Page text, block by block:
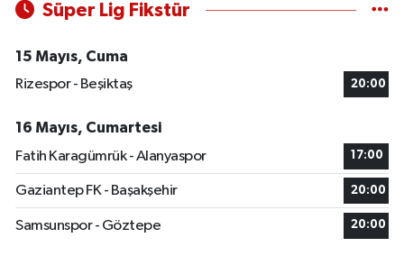
Süper Lig Fikstür
15 Mayıs, Cuma
Rizespor - Beşiktaş
20:00
16 Mayıs, Cumartesi
Fatih Karagümrük - Alanyaspor
17:00
Gaziantep FK - Başakşehir 20:00
Samsunspor - Göztepe 20:00